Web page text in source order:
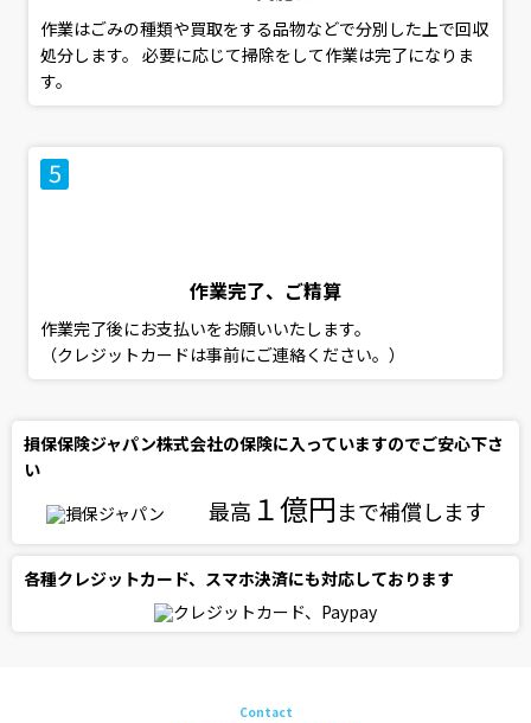
作業はごみの種類や買取をする品物などで分別した上で回収
処分します。 必要に応じて掃除をして作業は完了になりま
す。
作業完了、ご精算
作業完了後にお支払いをお願いいたします。
（クレジットカードは事前にご連絡ください。）
損保保険ジャパン株式会社の保険に入っていますのでご安心下さ
い
最高 １億円まで補償します
各種クレジットカード、スマホ決済にも対応しております